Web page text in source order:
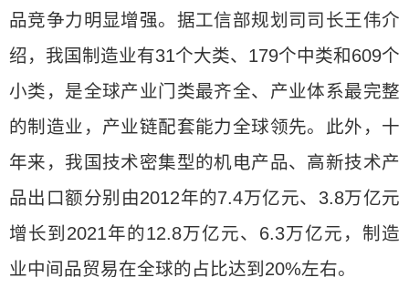
品竞争力明显增强。据工信部规划司司长王伟介
绍，我国制造业有31个大类、179个中类和609个
小类，是全球产业门类最齐全、产业体系最完整
的制造业，产业链配套能力全球领先。此外，十
年来，我国技术密集型的机电产品、高新技术产
品出口额分别由2012年的7.4万亿元、3.8万亿元
增长到2021年的12.8万亿元、6.3万亿元，制造
业中间品贸易在全球的占比达到20%左右。